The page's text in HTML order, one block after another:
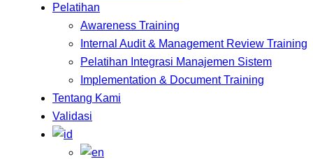
Pelatihan
Awareness Training
Internal Audit & Management Review Training
Pelatihan Integrasi Manajemen Sistem
Implementation & Document Training
Tentang Kami
Validasi